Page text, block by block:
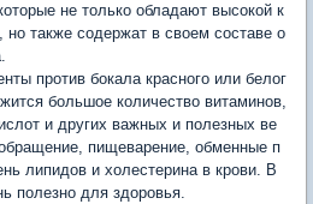
не только обладают высокой к
также содержат в своем составе о
против бокала красного или белог
большое количество витаминов,
и других важных и полезных ве
пищеварение, обменные п
липидов и холестерина в крови. В
полезно для здоровья.